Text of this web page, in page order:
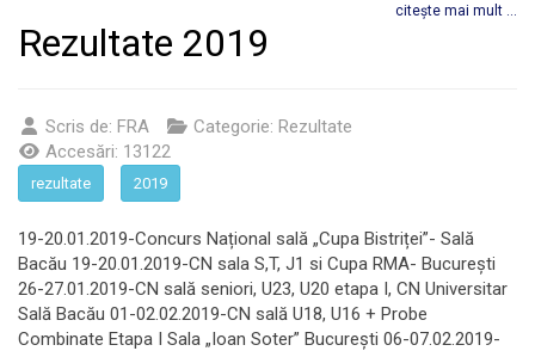
citește mai mult ...
Rezultate 2019
Scris de: FRA Categorie: Rezultate
Accesări: 13122
rezultate 2019
19-20.01.2019-Concurs Național sală „Cupa Bistriței”- Sală
Bacău 19-20.01.2019-CN sala S,T, J1 si Cupa RMA- București
26-27.01.2019-CN sală seniori, U23, U20 etapa I, CN Universitar
Sală Bacău 01-02.02.2019-CN sală U18, U16 + Probe
Combinate Etapa I Sala „Ioan Soter” București 06-07.02.2019-